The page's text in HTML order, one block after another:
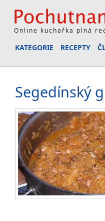
Online kuchařka plná
KATEGORIE RECEPTY
Segedínský